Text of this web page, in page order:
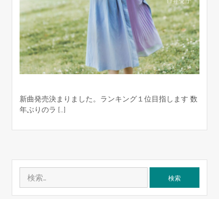
新曲発売決まりました。ランキング１位目指します 数
年ぶりのラ […]